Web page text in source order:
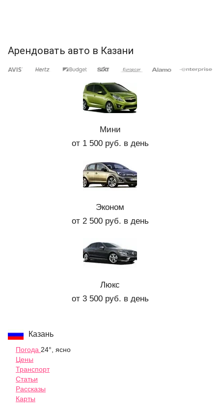
Арендовать авто в Казани
Мини
от 1 500 руб. в день
Эконом
от 2 500 руб. в день
Люкс
от 3 500 руб. в день
Казань
Погода 24°, ясно
Цены
Транспорт
Статьи
Рассказы
Карты